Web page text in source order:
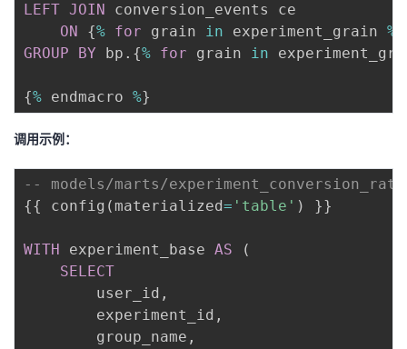
LEFT JOIN conversion_events ce
ON {% for grain in experiment_grain %
GROUP
BY bp . {% for grain in
{% endmacro %
调用示例：
-- models/marts/
{{ config ( materialized= 'table' ) }}
WITH experiment_base AS
(
SELECT
        user_id
,
        experiment_id
,
        group_name
,